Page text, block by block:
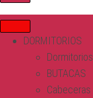
DORMITORIOS
Dormitorios
BUTACAS
Cabeceras